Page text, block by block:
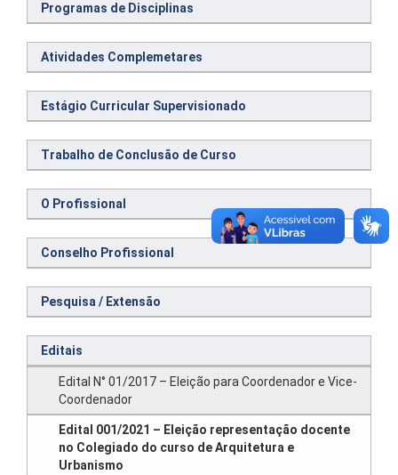
Programas de Disciplinas
Atividades Complemetares
Estágio Curricular Supervisionado
Trabalho de Conclusão de Curso
O Profissional
Conselho Profissional
Pesquisa / Extensão
Editais
Edital N° 01/2017 – Eleição para Coordenador e Vice-
Coordenador
Edital 001/2021 – Eleição representação docente
no Colegiado do curso de Arquitetura e
Urbanismo